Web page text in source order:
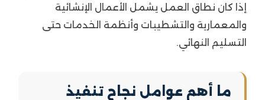
إذا كان نطاق العمل يشمل الأعمال الإنشائية
والمعمارية والتشطيبات وأنظمة الخدمات حتى
التسليم النهائي.
ما أهم عوامل نجاح تنفيذ